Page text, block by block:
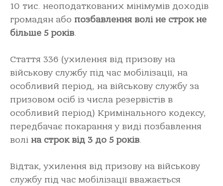
10 тис. неоподаткованих мінімумів доходів
громадян або позбавлення волі не строк не
більше 5 років.
Стаття 336 (ухилення від призову на
військову службу під час мобілізації, на
особливий період, на військову службу за
призовом осіб із числа резервістів в
особливий період) Кримінального кодексу,
передбачає покарання у виді позбавлення
волі на строк від 3 до 5 років.
Відтак, ухилення від призову на військову
службу під час мобілізації вважається